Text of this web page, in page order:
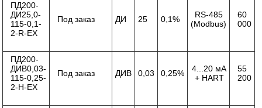
ПД200-
ДИ25,0-
115-0,1-
2-R-ЕХ
Под заказ ДИ 25 0,1%
RS-485
(Modbus)
60
000
ПД200-
ДИВ0,03-
115-0,25-
2-Н-ЕХ
Под заказ ДИВ 0,03 0,25%
4...20 мА
+ HART
55
200